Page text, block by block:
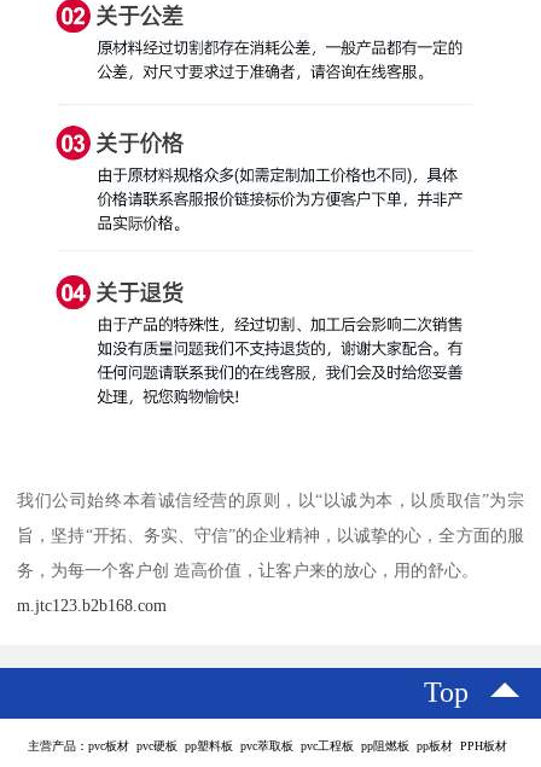
我们公司始终本着诚信经营的原则，以“以诚为本，以质取信”为宗
旨，坚持“开拓、务实、守信”的企业精神，以诚挚的心，全方面的服
务，为每一个客户创 造高价值，让客户来的放心，用的舒心。
m.jtc123.b2b168.com
Top
主营产品：pvc板材 pvc硬板 pp塑料板 pvc萃取板 pvc工程板 pp阻燃板 pp板材 PPH板材